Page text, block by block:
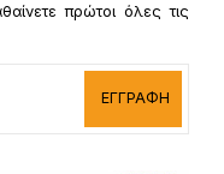
πρώτοι όλες τις
ΕΓΓΡΑΦΗ